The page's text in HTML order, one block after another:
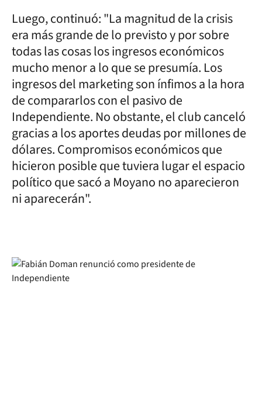
Luego, continuó: "La magnitud de la crisis
era más grande de lo previsto y por sobre
todas las cosas los ingresos económicos
mucho menor a lo que se presumía. Los
ingresos del marketing son ínfimos a la hora
de compararlos con el pasivo de
Independiente. No obstante, el club canceló
gracias a los aportes deudas por millones de
dólares. Compromisos económicos que
hicieron posible que tuviera lugar el espacio
político que sacó a Moyano no aparecieron
ni aparecerán".